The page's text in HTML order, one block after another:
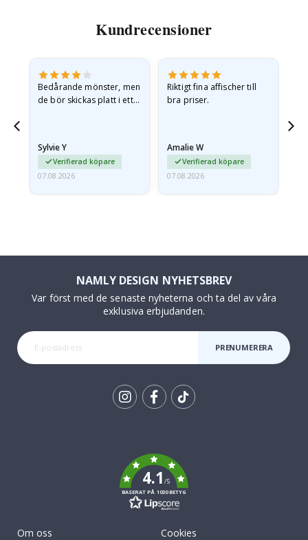
Kundrecensioner
Bedårande mönster, men
de bör skickas platt i ett
Sylvie Y
Verifierad köpare
07.08.2026
Riktigt fina affischer till
bra priser.
Amalie W
Verifierad köpare
07.08.2026
NAMLY DESIGN NYHETSBREV
Var först med de senaste nyheterna och ta del av våra
exklusiva erbjudanden.
PRENUMERERA
4.1/5
BASERAT PÅ 1030 BETYG
Om oss
Cookies